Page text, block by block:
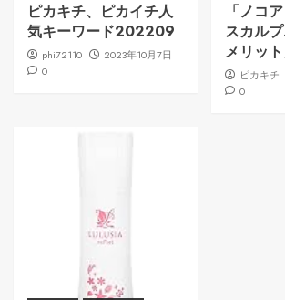
ピカキチ、ピカイチ人
気キーワード202209
phi72110
2023年10月7日
0
「ノコ
スカル
メリッ
ピカキチ
0